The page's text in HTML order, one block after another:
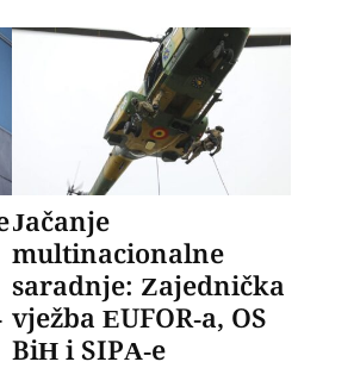
Jačanje
multinacionalne
saradnje: Zajednička
vježba EUFOR-a, OS
BiH i SIPA-e